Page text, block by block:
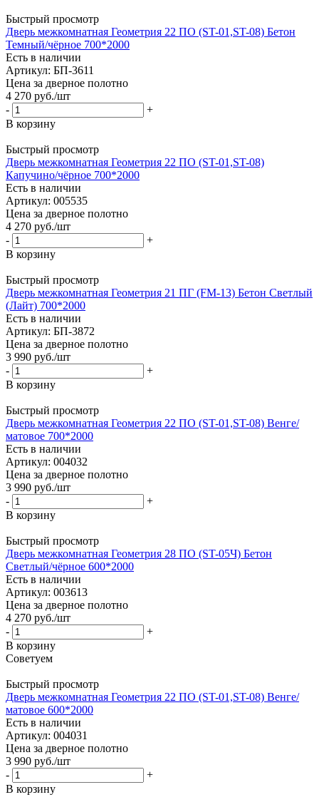
Быстрый просмотр
Дверь межкомнатная Геометрия 22 ПО (ST-01,ST-08) Бетон
Темный/чёрное 700*2000
Есть в наличии
Артикул: БП-3611
Цена за дверное полотно
4 270 руб./шт
-
+
В корзину
Быстрый просмотр
Дверь межкомнатная Геометрия 22 ПО (ST-01,ST-08)
Капучино/чёрное 700*2000
Есть в наличии
Артикул: 005535
Цена за дверное полотно
4 270 руб./шт
-
+
В корзину
Быстрый просмотр
Дверь межкомнатная Геометрия 21 ПГ (FM-13) Бетон Светлый
(Лайт) 700*2000
Есть в наличии
Артикул: БП-3872
Цена за дверное полотно
3 990 руб./шт
-
+
В корзину
Быстрый просмотр
Дверь межкомнатная Геометрия 22 ПО (ST-01,ST-08) Венге/
матовое 700*2000
Есть в наличии
Артикул: 004032
Цена за дверное полотно
3 990 руб./шт
-
+
В корзину
Быстрый просмотр
Дверь межкомнатная Геометрия 28 ПО (ST-05Ч) Бетон
Светлый/чёрное 600*2000
Есть в наличии
Артикул: 003613
Цена за дверное полотно
4 270 руб./шт
-
+
В корзину
Советуем
Быстрый просмотр
Дверь межкомнатная Геометрия 22 ПО (ST-01,ST-08) Венге/
матовое 600*2000
Есть в наличии
Артикул: 004031
Цена за дверное полотно
3 990 руб./шт
-
+
В корзину